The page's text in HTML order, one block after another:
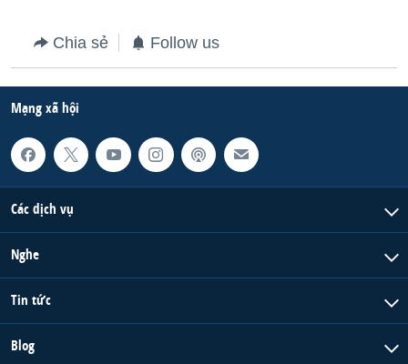
Chia sẻ Follow us
Mạng xã hội
Các dịch vụ
Nghe
Tin tức
Blog